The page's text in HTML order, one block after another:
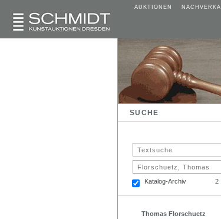
AUKTIONEN
SUCHE
Katalog-Archiv 2
Thomas Florschuetz